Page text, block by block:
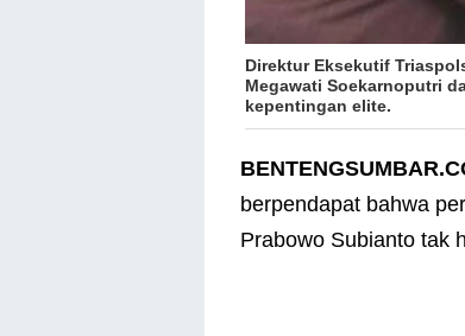
Direktur Eksekutif
Megawati Soekarnoputri
kepentingan elite.
berpendapat bahwa
Prabowo Subianto tak